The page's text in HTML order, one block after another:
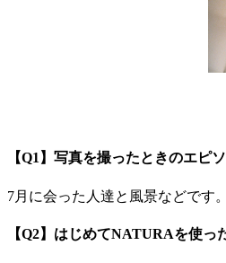
【Q1】写真を撮ったときのエピ
7月に会った人達と風景などです。
【Q2】はじめてNATURAを使っ